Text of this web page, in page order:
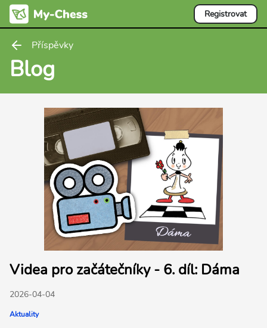
Registrovat
Příspěvky
Blog
Videa pro začátečníky - 6. díl: Dáma
2026-04-04
Aktuality